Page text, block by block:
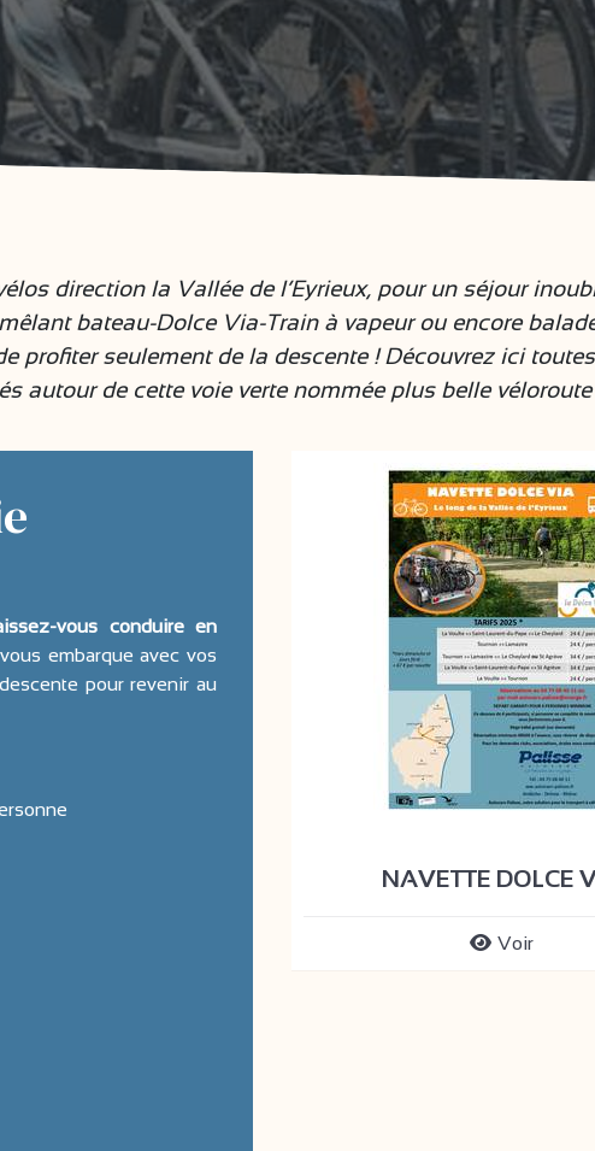
direction la Vallée de l’Eyrieux, pour un séjour
bateau-Dolce Via-Train à vapeur ou encore
profiter seulement de la descente ! Découvrez ici
de cette voie verte nommée plus belle véloroute
vous conduire en
embarque avec vos
pour revenir au
NAVETTE DOLCE
Voir